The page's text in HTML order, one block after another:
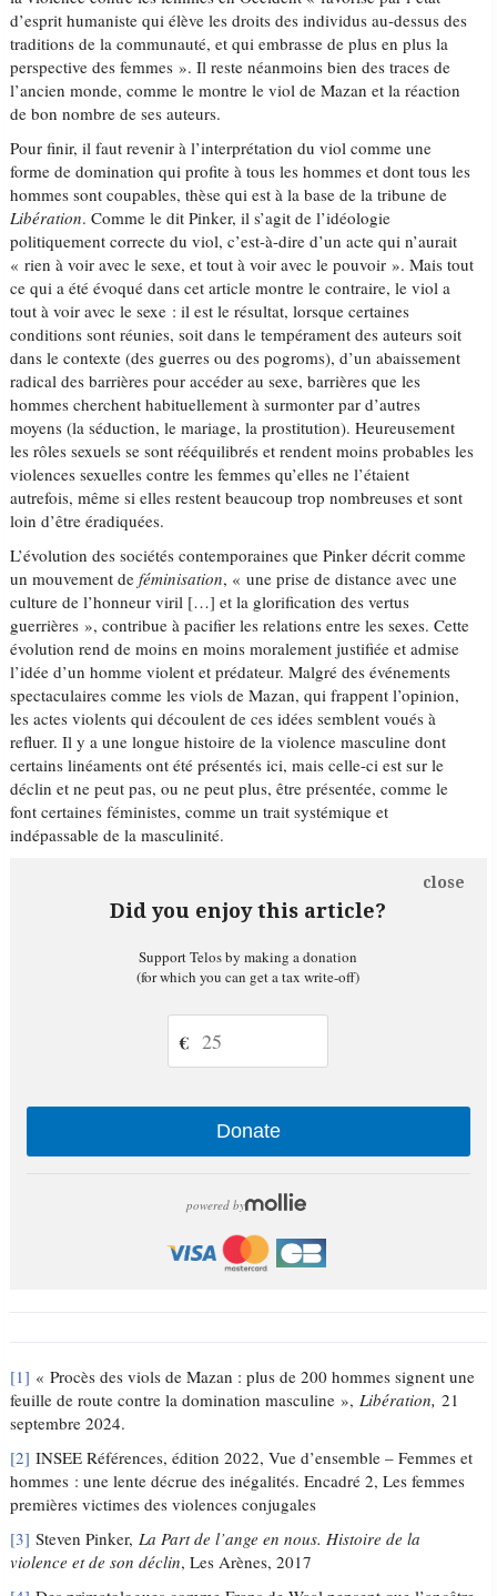
d’esprit humaniste qui élève les droits des individus au-dessus des
traditions de la communauté, et qui embrasse de plus en plus la
perspective des femmes ». Il reste néanmoins bien des traces de
l’ancien monde, comme le montre le viol de Mazan et la réaction
de bon nombre de ses auteurs.
Pour finir, il faut revenir à l’interprétation du viol comme une
forme de domination qui profite à tous les hommes et dont tous les
hommes sont coupables, thèse qui est à la base de la tribune de
Libération. Comme le dit Pinker, il s’agit de l’idéologie
politiquement correcte du viol, c’est-à-dire d’un acte qui n’aurait
« rien à voir avec le sexe, et tout à voir avec le pouvoir ». Mais tout
ce qui a été évoqué dans cet article montre le contraire, le viol a
tout à voir avec le sexe : il est le résultat, lorsque certaines
conditions sont réunies, soit dans le tempérament des auteurs soit
dans le contexte (des guerres ou des pogroms), d’un abaissement
radical des barrières pour accéder au sexe, barrières que les
hommes cherchent habituellement à surmonter par d’autres
moyens (la séduction, le mariage, la prostitution). Heureusement
les rôles sexuels se sont rééquilibrés et rendent moins probables les
violences sexuelles contre les femmes qu’elles ne l’étaient
autrefois, même si elles restent beaucoup trop nombreuses et sont
loin d’être éradiquées.
L’évolution des sociétés contemporaines que Pinker décrit comme
un mouvement deféminisation, « une prise de distance avec une
culture de l’honneur viril […] et la glorification des vertus
guerrières », contribue à pacifier les relations entre les sexes. Cette
évolution rend de moins en moins moralement justifiée et admise
l’idée d’un homme violent et prédateur. Malgré des événements
spectaculaires comme les viols de Mazan, qui frappent l’opinion,
les actes violents qui découlent de ces idées semblent voués à
refluer. Il y a une longue histoire de la violence masculine dont
certains linéaments ont été présentés ici, mais celle-ci est sur le
déclin et ne peut pas, ou ne peut plus, être présentée, comme le
font certaines féministes, comme un trait systémique et
indépassable de la masculinité.
Did you enjoy this article?
close
Support Telos by making a donation
(for which you can get a tax write-off)
€
Donate
powered by
[1] « Procès des viols de Mazan : plus de 200 hommes signent une
feuille de route contre la domination masculine », Libération, 21
septembre 2024.
[2] INSEE Références, édition 2022, Vue d’ensemble – Femmes et
hommes : une lente décrue des inégalités. Encadré 2, Les femmes
premières victimes des violences conjugales
[3] Steven Pinker, La Part de l’ange en nous. Histoire de la
violence et de son déclin, Les Arènes, 2017